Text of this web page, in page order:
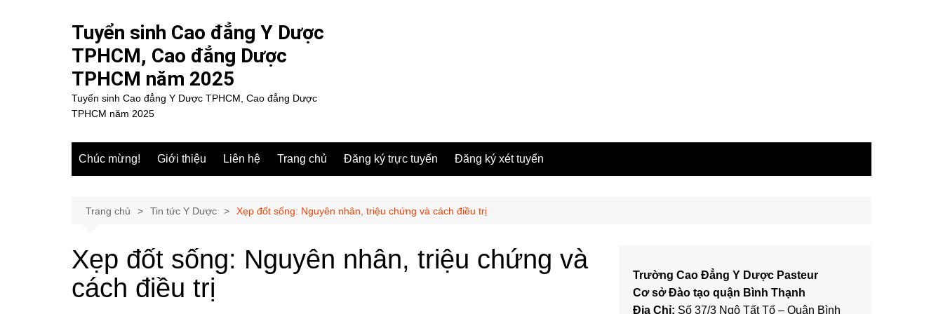
Tuyển sinh Cao đẳng Y Dược
TPHCM, Cao đẳng Dược
TPHCM năm 2025
Tuyển sinh Cao đẳng Y Dược TPHCM, Cao đẳng Dược
TPHCM năm 2025
Chúc mừng! Giới thiệu Liên hệ Trang chủ Đăng ký trực tuyến Đăng ký xét tuyển
Trang chủ Tin tức Y Dược Xẹp đốt sống: Nguyên nhân, triệu chứng và cách điều trị
Xẹp đốt sống: Nguyên nhân, triệu chứng và
cách điều trị
Trường Cao Đẳng Y Dược Pasteur
Cơ sở Đào tạo quận Bình Thạnh
Địa Chỉ: Số 37/3 Ngô Tất Tố – Quận Bình